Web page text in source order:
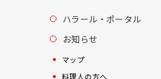
ハラール・ポータル
お知らせ
マップ
料理人の方へ